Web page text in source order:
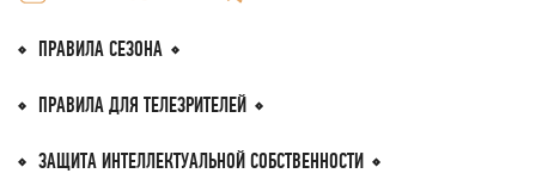
ПРАВИЛА СЕЗОНА
ПРАВИЛА ДЛЯ ТЕЛЕЗРИТEЛЕЙ
ЗАЩИТА ИНТЕЛЛЕКТУАЛЬНОЙ СОБСТВЕННОСТИ